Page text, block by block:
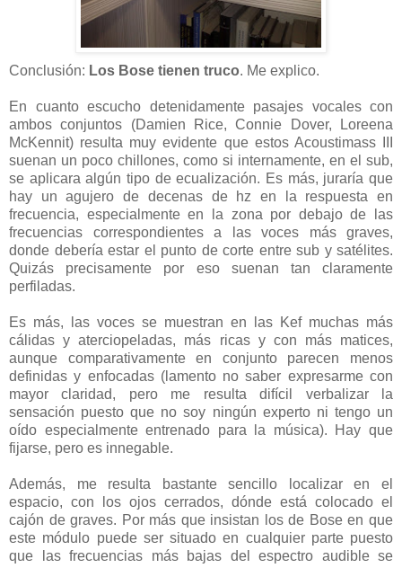
Conclusión: Los Bose tienen truco. Me explico.
En cuanto escucho detenidamente pasajes vocales con
ambos conjuntos (Damien Rice, Connie Dover, Loreena
McKennit) resulta muy evidente que estos Acoustimass III
suenan un poco chillones, como si internamente, en el sub,
se aplicara algún tipo de ecualización. Es más, juraría que
hay un agujero de decenas de hz en la respuesta en
frecuencia, especialmente en la zona por debajo de las
frecuencias correspondientes a las voces más graves,
donde debería estar el punto de corte entre sub y satélites.
Quizás precisamente por eso suenan tan claramente
perfiladas.
Es más, las voces se muestran en las Kef muchas más
cálidas y aterciopeladas, más ricas y con más matices,
aunque comparativamente en conjunto parecen menos
definidas y enfocadas (lamento no saber expresarme con
mayor claridad, pero me resulta difícil verbalizar la
sensación puesto que no soy ningún experto ni tengo un
oído especialmente entrenado para la música). Hay que
fijarse, pero es innegable.
Además, me resulta bastante sencillo localizar en el
espacio, con los ojos cerrados, dónde está colocado el
cajón de graves. Por más que insistan los de Bose en que
este módulo puede ser situado en cualquier parte puesto
que las frecuencias más bajas del espectro audible se